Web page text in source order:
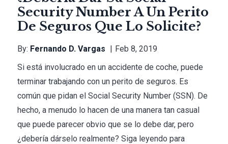
Security Number A Un Perito
De Seguros Que Lo Solicite?
By: Fernando D. Vargas
Feb 8, 2019
Si está involucrado en un accidente de coche, puede
terminar trabajando con un perito de seguros. Es
común que pidan el Social Security Number (SSN). De
hecho, a menudo lo hacen de una manera tan casual
que puede parecer obvio que se lo debe dar, pero
¿debería dárselo realmente? Siga leyendo para